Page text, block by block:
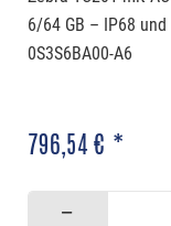
6/64 GB – IP68
0S3S6BA00-A6
796,54 € *